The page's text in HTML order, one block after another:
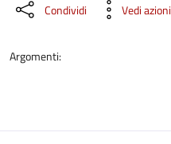
Condividi Vedi azioni
Argomenti: